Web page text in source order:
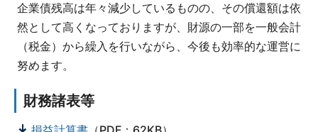
企業債残高は年々減少しているものの、その償還額は依
然として高くなっておりますが、財源の一部を一般会計
（税金）から繰入を行いながら、今後も効率的な運営に
努めます。
財務諸表等